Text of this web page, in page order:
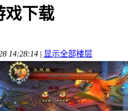
戏下载
14:28:14 | 显示全部楼层